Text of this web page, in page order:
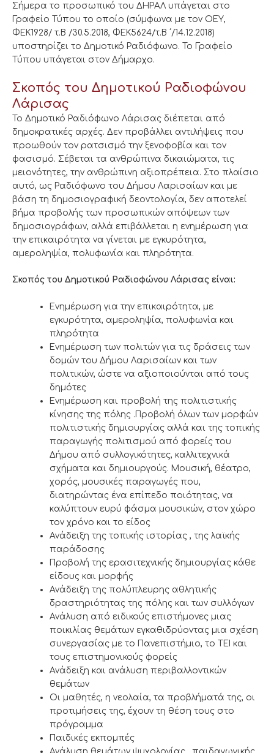
Σήμερα το προσωπικό του ΔΗΡΑΛ υπάγεται στο
Γραφείο Τύπου το οποίο (σύμφωνα με τον ΟΕΥ,
ΦΕΚ1928/ τ.Β /30.5.2018, ΦΕΚ5624/τ.Β ΄/14.12.2018)
υποστηρίζει το Δημοτικό Ραδιόφωνο. Το Γραφείο
Τύπου υπάγεται στον Δήμαρχο.
Σκοπός του Δημοτικού Ραδιοφώνου
Λάρισας
Το Δημοτικό Ραδιόφωνο Λάρισας διέπεται από
δημοκρατικές αρχές. Δεν προβάλλει αντιλήψεις που
προωθούν τον ρατσισμό την ξενοφοβία και τον
φασισμό. Σέβεται τα ανθρώπινα δικαιώματα, τις
μειονότητες, την ανθρώπινη αξιοπρέπεια. Στο πλαίσιο
αυτό, ως Ραδιόφωνο του Δήμου Λαρισαίων και με
βάση τη δημοσιογραφική δεοντολογία, δεν αποτελεί
βήμα προβολής των προσωπικών απόψεων των
δημοσιογράφων, αλλά επιβάλλεται η ενημέρωση για
την επικαιρότητα να γίνεται με εγκυρότητα,
αμεροληψία, πολυφωνία και πληρότητα.
Σκοπός του Δημοτικού Ραδιοφώνου Λάρισας είναι:
Ενημέρωση για την επικαιρότητα, με
εγκυρότητα, αμεροληψία, πολυφωνία και
πληρότητα
Ενημέρωση των πολιτών για τις δράσεις των
δομών του Δήμου Λαρισαίων και των
πολιτικών, ώστε να αξιοποιούνται από τους
δημότες
Ενημέρωση και προβολή της πολιτιστικής
κίνησης της πόλης .Προβολή όλων των μορφών
πολιτιστικής δημιουργίας αλλά και της τοπικής
παραγωγής πολιτισμού από φορείς του
Δήμου από συλλογικότητες, καλλιτεχνικά
σχήματα και δημιουργούς. Μουσική, θέατρο,
χορός, μουσικές παραγωγές που,
διατηρώντας ένα επίπεδο ποιότητας, να
καλύπτουν ευρύ φάσμα μουσικών, στον χώρο
τον χρόνο και το είδος
Ανάδειξη της τοπικής ιστορίας , της λαϊκής
παράδοσης
Προβολή της ερασιτεχνικής δημιουργίας κάθε
είδους και μορφής
Ανάδειξη της πολύπλευρης αθλητικής
δραστηριότητας της πόλης και των συλλόγων
Ανάλυση από ειδικούς επιστήμονες μιας
ποικιλίας θεμάτων εγκαθιδρύοντας μια σχέση
συνεργασίας με το Πανεπιστήμιο, το ΤΕΙ και
τους επιστημονικούς φορείς
Ανάδειξη και ανάλυση περιβαλλοντικών
θεμάτων
Οι μαθητές, η νεολαία, τα προβλήματά της, οι
προτιμήσεις της, έχουν τη θέση τους στο
πρόγραμμα
Παιδικές εκπομπές